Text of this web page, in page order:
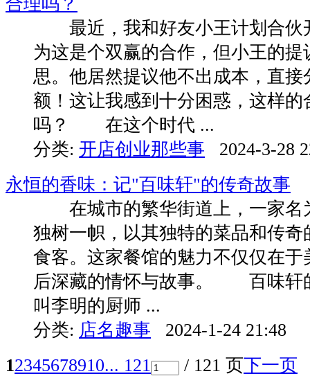
最近，我和好友小王计划合伙
为这是个双赢的合作，但小王的
思。他居然提议他不出成本，直接
额！这让我感到十分困惑，这样的
吗？ 在这个时代 ...
分类: 开店创业那些事
2024-3-28
永恒的香味：记"百味轩"的传奇故事
在城市的繁华街道上，一家名
独树一帜，以其独特的菜品和传奇
食客。这家餐馆的魅力不仅仅在于
后深藏的情怀与故事。 百味轩
叫李明的厨师 ...
分类: 店名趣事
2024-1-24 21:48
12345678910... 121 / 121 页下一页